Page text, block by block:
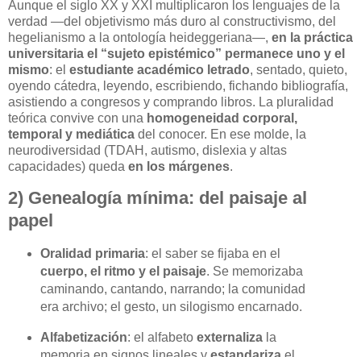
Aunque el siglo XX y XXI multiplicaron los lenguajes de la
verdad —del objetivismo más duro al constructivismo, del
hegelianismo a la ontología heideggeriana—, en la práctica
universitaria el “sujeto epistémico” permanece uno y el
mismo: el estudiante académico letrado, sentado, quieto,
oyendo cátedra, leyendo, escribiendo, fichando bibliografía,
asistiendo a congresos y comprando libros. La pluralidad
teórica convive con una homogeneidad corporal,
temporal y mediática del conocer. En ese molde, la
neurodiversidad (TDAH, autismo, dislexia y altas
capacidades) queda en los márgenes.
2) Genealogía mínima: del paisaje al
papel
Oralidad primaria: el saber se fijaba en el
cuerpo, el ritmo y el paisaje. Se memorizaba
caminando, cantando, narrando; la comunidad
era archivo; el gesto, un silogismo encarnado.
Alfabetización: el alfabeto externalizala